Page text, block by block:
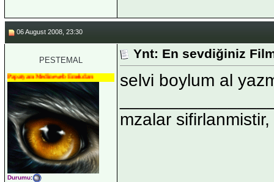
06 August 2008, 23:30
PESTEMAL
Papatyam Medineweb Emekdarı
Durumu:
Ynt: En sevdiğiniz
selvi boylum al
mzalar